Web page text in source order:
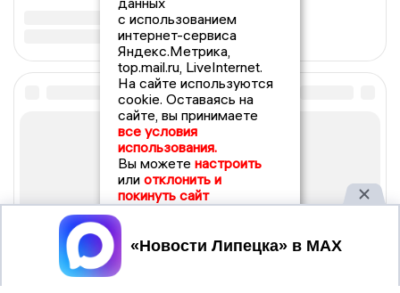
с использованием
интернет-сервиса
Яндекс.Метрика,
top.mail.ru, LiveInternet.
На сайте используются
cookie. Оставаясь на
сайте, вы принимаете
все условия
использования.
Вы можете настроить
или отклонить и
покинуть сайт
Принять